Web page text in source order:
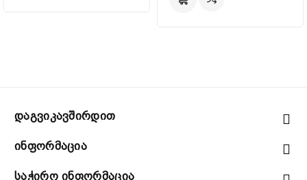
Დაგვიკავშირდით
Ინფორმაცია
Საჭირო Ინფორმაცია